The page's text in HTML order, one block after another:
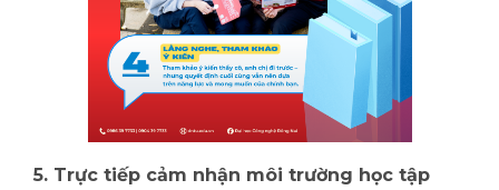
5. Trực tiếp cảm nhận môi trường học tập